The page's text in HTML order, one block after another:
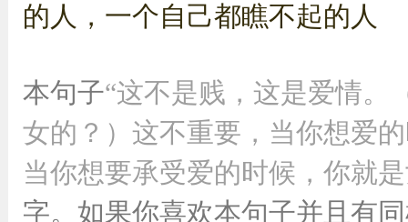
的人，一个自己都瞧不起的人
本句子“这不是贱，这是爱情。
女的？）这不重要，当你想爱
当你想要承受爱的时候，你就
字。如果你喜欢本句子并且有